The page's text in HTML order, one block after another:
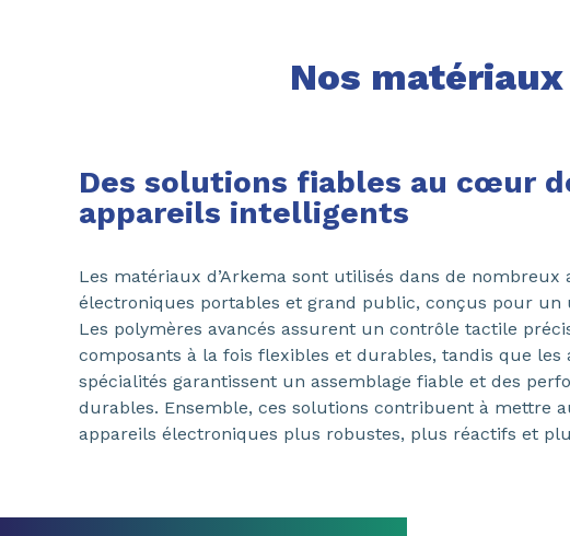
Nos
Des solutions fiables au cœur
appareils intelligents
Les matériaux d’Arkema sont utilisés dans de nombreux
électroniques portables et grand public, conçus pour un
Les polymères avancés assurent un contrôle tactile
composants à la fois flexibles et durables, tandis que les
spécialités garantissent un assemblage fiable et des
durables. Ensemble, ces solutions contribuent à mettre
appareils électroniques plus robustes, plus réactifs et